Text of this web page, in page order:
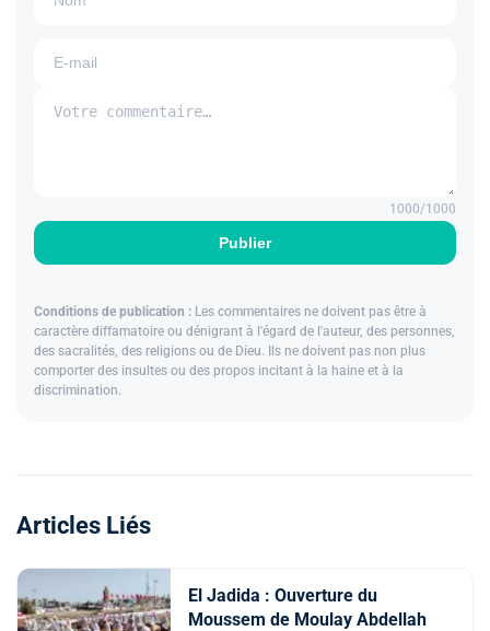
Publier
1000/1000
Conditions de publication : Les commentaires ne doivent pas être à
caractère diffamatoire ou dénigrant à l'égard de l'auteur, des personnes,
des sacralités, des religions ou de Dieu. Ils ne doivent pas non plus
comporter des insultes ou des propos incitant à la haine et à la
discrimination.
Articles Liés
El Jadida : Ouverture du
Moussem de Moulay Abdellah